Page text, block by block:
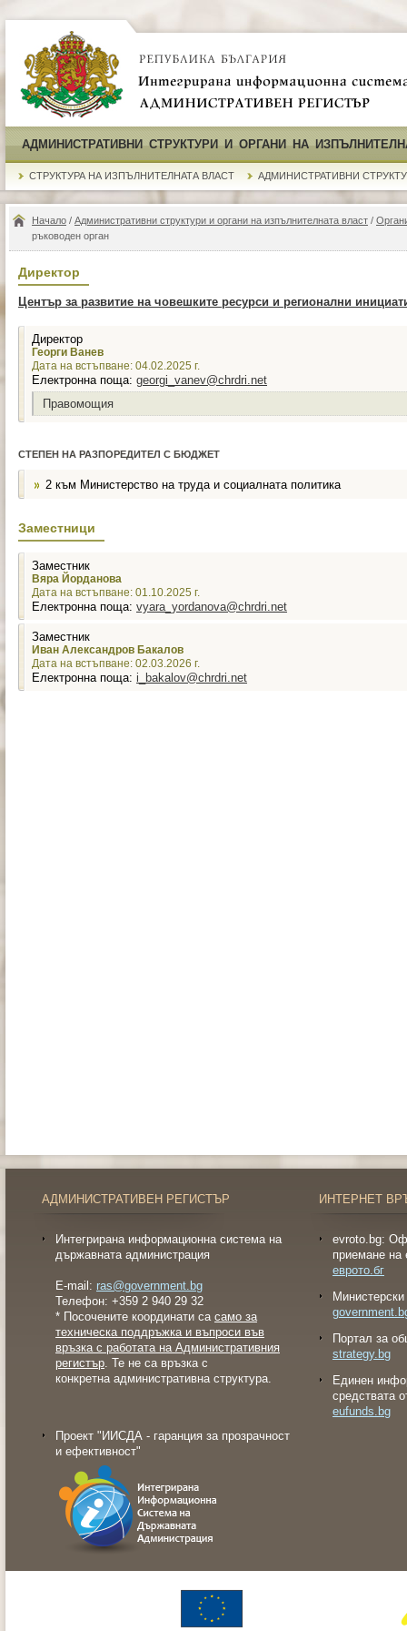
АДМИНИСТРАТИВНИ СТРУКТУРИ И ОРГАНИ НА
СТРУКТУРА НА ИЗПЪЛНИТЕЛНАТА ВЛАСТ АДМИНИСТРАТИВНИ
Начало / Административни структури и органи на изпълнителната власт /
ръководен орган
Директор
Център за развитие на човешките ресурси и регионални
Директор
Георги Ванев
Дата на встъпване: 04.02.2025 г.
Електронна поща: georgi_vanev@chrdri.net
Правомощия
СТЕПЕН НА РАЗПОРЕДИТЕЛ С БЮДЖЕТ
2 към Министерство на труда и социалната политика
Заместници
Заместник
Вяра Йорданова
Дата на встъпване: 01.10.2025 г.
Електронна поща: vyara_yordanova@chrdri.net
Заместник
Иван Александров Бакалов
Дата на встъпване: 02.03.2026 г.
Електронна поща: i_bakalov@chrdri.net
АДМИНИСТРАТИВЕН РЕГИСТЪР
Интегрирана информационна система на
държавната администрация
E-mail: ras@government.bg
Телефон: +359 2 940 29 32
* Посочените координати са само за
техническа поддръжка и въпроси във
връзка с работата на Административния
регистър. Те не са връзка с
конкретна административна структура.
Проект "ИИСДА - гаранция за прозрачност
и ефективност"
ИНТЕРНЕТ
evroto.bg:
приемане на
еврото.бг
Портал за
strategy.bg
Eдинен
средствата
eufunds.bg